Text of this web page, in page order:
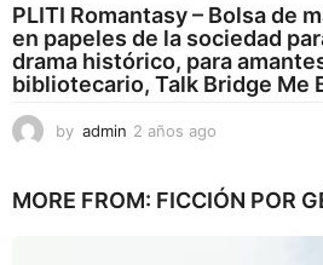
PLITI Romantasy – Bolsa de
en papeles de la sociedad
drama histórico, para
bibliotecario, Talk Bridge Me
by admin 2 años ago
o
MORE FROM: FICCIÓN POR